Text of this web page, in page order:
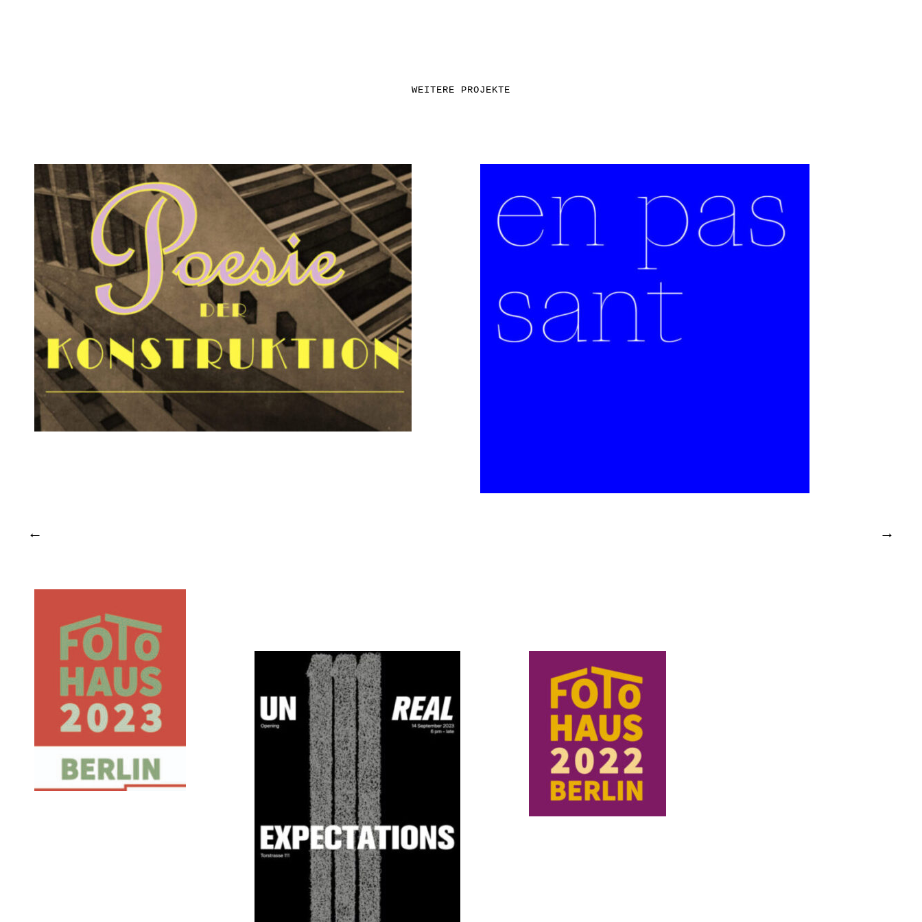
WEITERE PROJEKTE
Poesie DER KONSTRUKTION
en passant
Das LEBENDIGE | Le
VIVANT
UNREAL EXPECTATIONS
Sein und Schein:
Pluralität und
Identität [Être et
paraître : pluralité et
identité]